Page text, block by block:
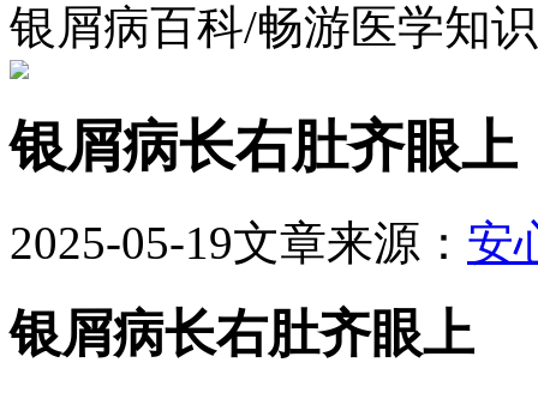
银屑病百科/畅游医学知
银屑病长右肚齐眼上
2025-05-19文章来源： 安
银屑病长右肚齐眼上